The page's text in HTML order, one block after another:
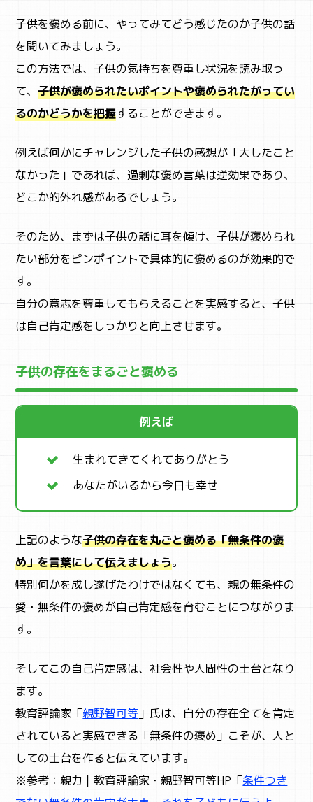
キャンプ・自然体験
CAMP
子育て
STUDY
子供を褒める前に、やってみてどう感じたのか子供の話
を聞いてみましょう。
この方法では、子供の気持ちを尊重し状況を読み取っ
て、子供が褒められたいポイントや褒められたがってい
るのかどうかを把握することができます。
例えば何かにチャレンジした子供の感想が「大したこと
なかった」であれば、過剰な褒め言葉は逆効果であり、
どこか的外れ感があるでしょう。
そのため、まずは子供の話に耳を傾け、子供が褒められ
たい部分をピンポイントで具体的に褒めるのが効果的で
す。
自分の意志を尊重してもらえることを実感すると、子供
は自己肯定感をしっかりと向上させます。
子供の存在をまるごと褒める
例えば
生まれてきてくれてありがとう
あなたがいるから今日も幸せ
上記のような子供の存在を丸ごと褒める「無条件の褒
め」を言葉にして伝えましょう。
特別何かを成し遂げたわけではなくても、親の無条件の
愛・無条件の褒めが自己肯定感を育むことにつながりま
す。
そしてこの自己肯定感は、社会性や人間性の土台となり
ます。
教育評論家「親野智可等 」氏は、自分の存在全てを肯定
されていると実感できる「無条件の褒め」こそが、人と
しての土台を作ると伝えています。
※参考：親力｜教育評論家・親野智可等HP「条件つき